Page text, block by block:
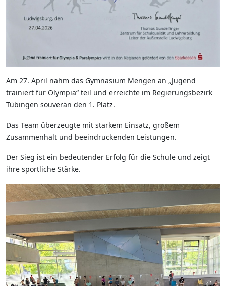
Am 27. April nahm das Gymnasium Mengen an „Jugend
trainiert für Olympia“ teil und erreichte im Regierungsbezirk
Tübingen souverän den 1. Platz.
Das Team überzeugte mit starkem Einsatz, großem
Zusammenhalt und beeindruckenden Leistungen.
Der Sieg ist ein bedeutender Erfolg für die Schule und zeigt
ihre sportliche Stärke.